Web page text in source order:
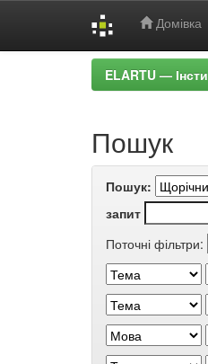
Домівка
ELARTU —
Пошук
Пошук:
запит
Поточні фільтри: